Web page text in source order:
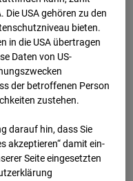
Die USA gehören zu den
bieten.
in die USA übertragen
Daten von US-
der betroffenen Person
zustehen.
darauf hin, dass Sie
akzeptieren“ damit ein­
Seite eingesetzten